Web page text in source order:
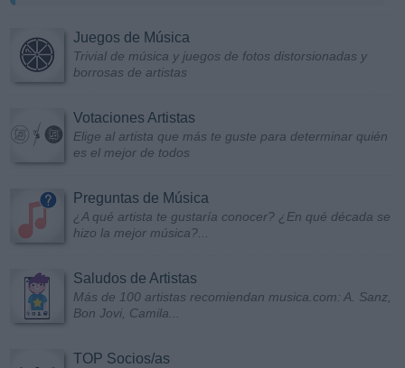
Juegos de Música
Trivial de música y juegos de fotos distorsionadas y
borrosas de artistas
Votaciones Artistas
Elige al artista que más te guste para determinar quién
es el mejor de todos
Preguntas de Música
¿A qué artista te gustaría conocer? ¿En qué década se
hizo la mejor música?...
Saludos de Artistas
Más de 100 artistas recomiendan musica.com: A. Sanz,
Bon Jovi, Camila...
TOP Socios/as